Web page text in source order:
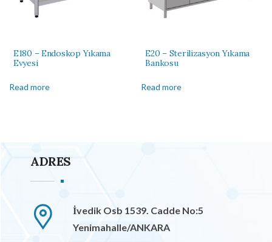
E180 – Endoskop Yıkama
Evyesi
Read more
E20 – Sterilizasyon Yıkama
Bankosu
Read more
ADRES
İvedik Osb 1539. Cadde No:5
Yenimahalle/ANKARA